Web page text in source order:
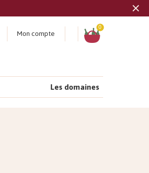
Mon compte
Panier
0
Les domaines